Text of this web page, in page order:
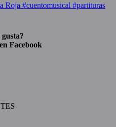
Roja #cuentomusical #partituras
gusta?
Facebook